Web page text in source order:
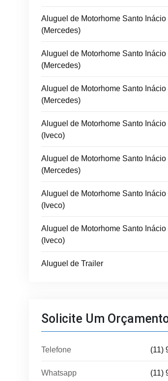
Aluguel de Motorhome Santo Inácio
(Mercedes)
Aluguel de Motorhome Santo Inácio
(Mercedes)
Aluguel de Motorhome Santo Inácio
(Mercedes)
Aluguel de Motorhome Santo Inácio
(Iveco)
Aluguel de Motorhome Santo Inácio
(Mercedes)
Aluguel de Motorhome Santo Inácio
(Iveco)
Aluguel de Motorhome Santo Inácio
(Iveco)
Aluguel de Trailer
Solicite Um
Telefone (11)
Whatsapp (11)